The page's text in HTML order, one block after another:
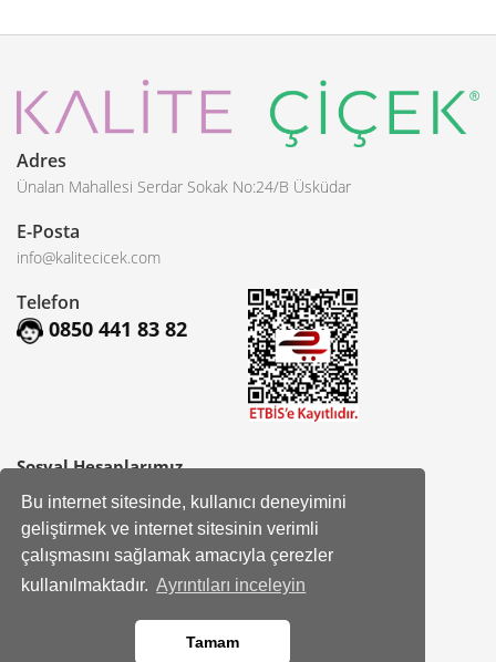
Bu internet sitesinde, kullanıcı deneyimini
geliştirmek ve internet sitesinin verimli
çalışmasını sağlamak amacıyla çerezler
kullanılmaktadır. Ayrıntıları inceleyin
Tamam
Adres
Ünalan Mahallesi Serdar Sokak No:24/B Üsküdar
E-Posta
info@kalitecicek.com
Telefon
0850 441 83 82
Sosyal Hesaplarımız
Facebook
Instagram